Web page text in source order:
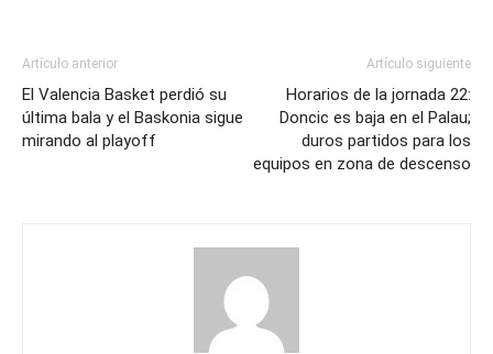
Artículo anterior
El Valencia Basket perdió su
última bala y el Baskonia sigue
mirando al playoff
Artículo siguiente
Horarios de la jornada 22:
Doncic es baja en el Palau;
duros partidos para los
equipos en zona de descenso